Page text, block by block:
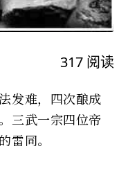
317 阅读
发难，四次酿成
三武一宗四位帝
雷同。